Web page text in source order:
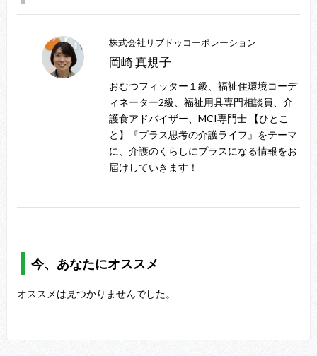
株式会社リブドゥコーポレーション
岡崎 真規子
おむつフィッター１級、福祉住環境コーデ
ィネーター2級、福祉用具専門相談員、介
護食アドバイザー、MCI専門士 【ひとこ
と】『プラス思考の介護ライフ』をテーマ
に、介護のくらしにプラスになる情報をお
届けしていきます！
今、あなたにオススメ
オススメは見つかりませんでした。